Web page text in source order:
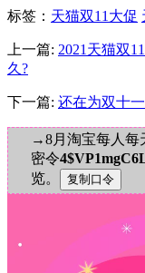
标签 ： 天猫双11大促
上一篇: 2021天猫双
久?
下一篇: 还在为双十
→8月淘宝每人每
密令
览。